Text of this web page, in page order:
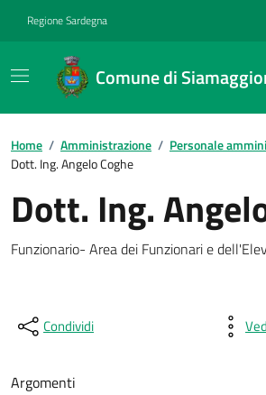
Regione Sardegna
Comune di
Home / Amministrazione / Personale
Dott. Ing. Angelo Coghe
Dott. Ing.
Funzionario- Area dei Funzionari e
Condividi
Argomenti